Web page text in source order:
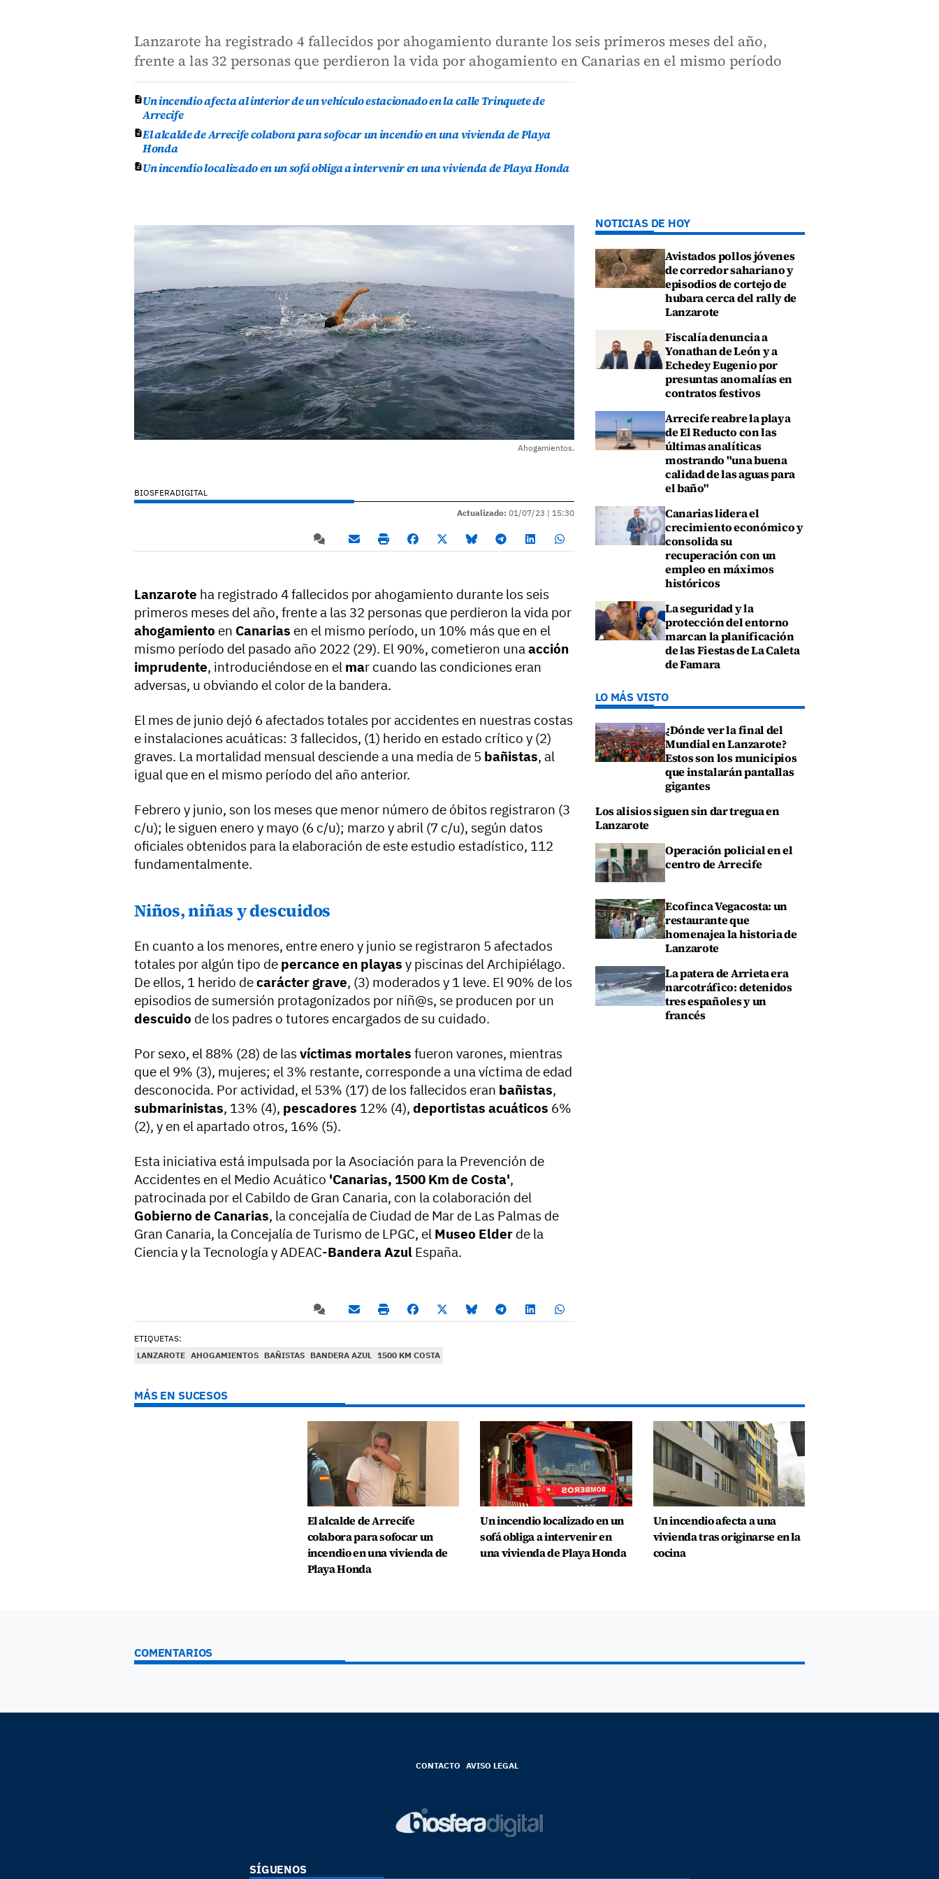
Lanzarote ha registrado 4 fallecidos por ahogamiento durante los seis primeros meses del año,
frente a las 32 personas que perdieron la vida por ahogamiento en Canarias en el mismo período
Un incendio afecta al interior de un vehículo estacionado en la calle Trinquete de
Arrecife
El alcalde de Arrecife colabora para sofocar un incendio en una vivienda de Playa
Honda
Un incendio localizado en un sofá obliga a intervenir en una vivienda de Playa Honda
Ahogamientos.
BIOSFERADIGITAL
Actualizado: 01/07/23 | 15:30
Lanzarote ha registrado 4 fallecidos por ahogamiento durante los seis
primeros meses del año, frente a las 32 personas que perdieron la vida por
ahogamiento en Canarias en el mismo período, un 10% más que en el
mismo período del pasado año 2022 (29). El 90%, cometieron una acción
imprudente, introduciéndose en el mar cuando las condiciones eran
adversas, u obviando el color de la bandera.
El mes de junio dejó 6 afectados totales por accidentes en nuestras costas
e instalaciones acuáticas: 3 fallecidos, (1) herido en estado crítico y (2)
graves. La mortalidad mensual desciende a una media de 5 bañistas, al
igual que en el mismo período del año anterior.
Febrero y junio, son los meses que menor número de óbitos registraron (3
c/u); le siguen enero y mayo (6 c/u); marzo y abril (7 c/u), según datos
oficiales obtenidos para la elaboración de este estudio estadístico, 112
fundamentalmente.
Niños, niñas y descuidos
En cuanto a los menores, entre enero y junio se registraron 5 afectados
totales por algún tipo de percance en playas y piscinas del Archipiélago.
De ellos, 1 herido decarácter grave, (3) moderados y 1 leve. El 90% de los
episodios de sumersión protagonizados por niñ@s, se producen por un
descuido de los padres o tutores encargados de su cuidado.
Por sexo, el 88% (28) de lasvíctimas mortales fueron varones, mientras
que el 9% (3), mujeres; el 3% restante, corresponde a una víctima de edad
desconocida. Por actividad, el 53% (17) de los fallecidos eran bañistas,
submarinistas, 13% (4), pescadores 12% (4), deportistas acuáticos 6%
(2), y en el apartado otros, 16% (5).
Esta iniciativa está impulsada por la Asociación para la Prevención de
Accidentes en el Medio Acuático 'Canarias, 1500 Km de Costa',
patrocinada por el Cabildo de Gran Canaria, con la colaboración del
Gobierno de Canarias, la concejalía de Ciudad de Mar de Las Palmas de
Gran Canaria, la Concejalía de Turismo de LPGC, el Museo Elder de la
Ciencia y la Tecnología y ADEAC-Bandera Azul España.
ETIQUETAS:
LANZAROTE AHOGAMIENTOS BAÑISTAS BANDERA AZUL 1500 KM COSTA
NOTICIAS DE HOY
Avistados pollos jóvenes
de corredor sahariano y
episodios de cortejo de
hubara cerca del rally de
Lanzarote
Fiscalía denuncia a
Yonathan de León y a
Echedey Eugenio por
presuntas anomalías en
contratos festivos
Arrecife reabre la playa
de El Reducto con las
últimas analíticas
mostrando "una buena
calidad de las aguas para
el baño"
Canarias lidera el
crecimiento económico y
consolida su
recuperación con un
empleo en máximos
históricos
La seguridad y la
protección del entorno
marcan la planificación
de las Fiestas de La Caleta
de Famara
LO MÁS VISTO
¿Dónde ver la final del
Mundial en Lanzarote?
Estos son los municipios
que instalarán pantallas
gigantes
Los alisios siguen sin dar tregua en
Lanzarote
Operación policial en el
centro de Arrecife
Ecofinca Vegacosta: un
restaurante que
homenajea la historia de
Lanzarote
La patera de Arrieta era
narcotráfico: detenidos
tres españoles y un
francés
MÁS EN SUCESOS
El alcalde de Arrecife
colabora para sofocar un
incendio en una vivienda de
Playa Honda
Un incendio localizado en un
sofá obliga a intervenir en
una vivienda de Playa Honda
Un incendio afecta a una
vivienda tras originarse en la
cocina
COMENTARIOS
CONTACTO AVISO LEGAL
SÍGUENOS